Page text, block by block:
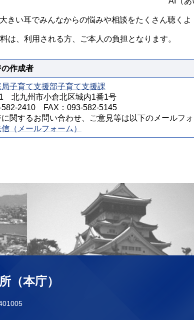
きい耳でみんなからの悩みや相談をたくさん聴くよ
料は、利用される方、ご本人の負担となります。
作成者
子育て支援部子育て支援課
北九州市小倉北区城内1番1号
582-2410 FAX：093-582-5145
関するお問い合わせ、ご意見等は以下のメールフ
（メールフォーム）
（本庁）